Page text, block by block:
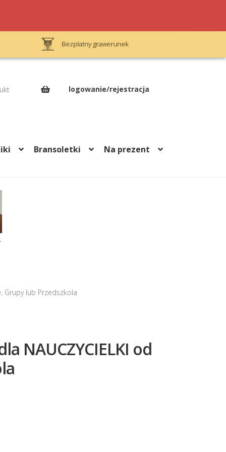
Bezpłatny grawerunek
logowanie/rejestracja
Bransoletki Na prezent
Grupy lub Przedszkola
NAUCZYCIELKI od